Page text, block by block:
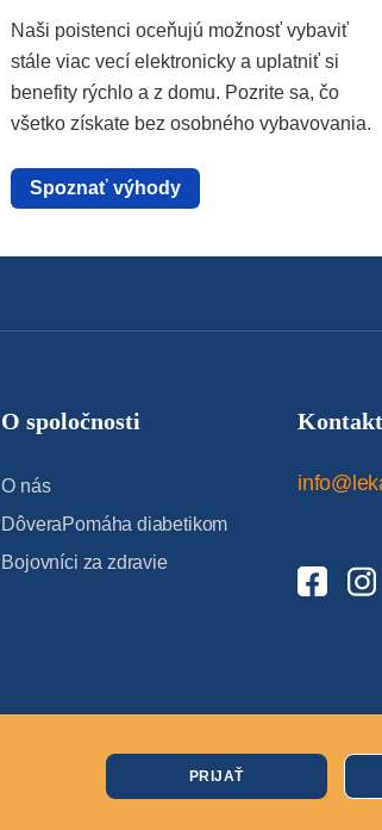
Naši poistenci oceňujú možnosť vybaviť
stále viac vecí elektronicky a uplatniť si
benefity rýchlo a z domu. Pozrite sa, čo
všetko získate bez osobného vybavovania.
Spoznať výhody
O spoločnosti
O nás
DôveraPomáha diabetikom
Bojovníci za zdravie
PRIJAŤ